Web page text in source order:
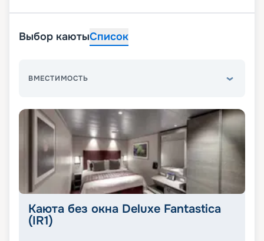
Выбор каютыСписок
ВМЕСТИМОСТЬ
Каюта без окна Deluxe Fantastica
(IR1)